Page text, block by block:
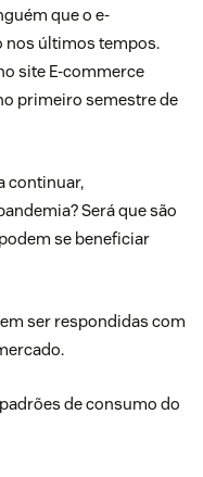
que o e-
nos últimos tempos.
site E-commerce
primeiro semestre de
continuar,
Será que são
se beneficiar
ser respondidas com
de consumo do